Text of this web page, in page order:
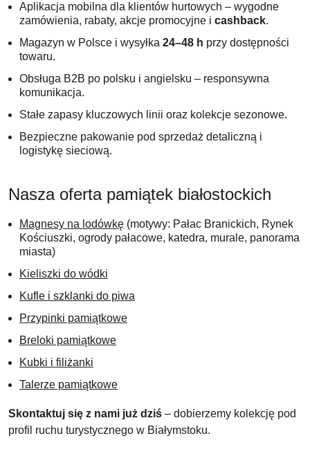
Aplikacja mobilna dla klientów hurtowych – wygodne
zamówienia, rabaty, akcje promocyjne i cashback.
Magazyn w Polsce i wysyłka 24–48 h przy dostępności
towaru.
Obsługa B2B po polsku i angielsku – responsywna
komunikacja.
Stałe zapasy kluczowych linii oraz kolekcje sezonowe.
Bezpieczne pakowanie pod sprzedaż detaliczną i
logistykę sieciową.
Nasza oferta pamiątek białostockich
Magnesy na lodówkę (motywy: Pałac Branickich, Rynek
Kościuszki, ogrody pałacowe, katedra, murale, panorama
miasta)
Kieliszki do wódki
Kufle i szklanki do piwa
Przypinki pamiątkowe
Breloki pamiątkowe
Kubki i filiżanki
Talerze pamiątkowe
Skontaktuj się z nami już dziś – dobierzemy kolekcję pod
profil ruchu turystycznego w Białymstoku.